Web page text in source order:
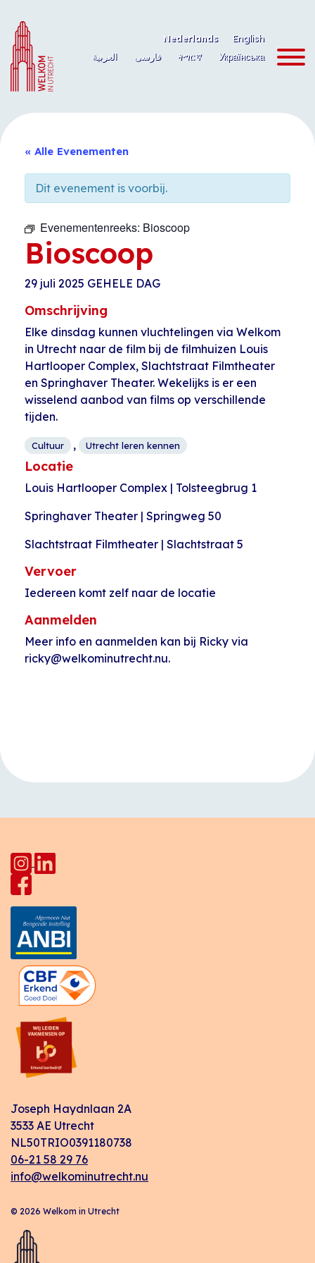
naar
de
inhoud
Nederlands
English
العربية
فارسی ትግርኛ Українська
« Alle Evenementen
Dit evenement is voorbij.
Evenementenreeks: Bioscoop
Bioscoop
29 juli 2025 GEHELE DAG
Omschrijving
Elke dinsdag kunnen vluchtelingen via Welkom
in Utrecht naar de film bij de filmhuizen Louis
Hartlooper Complex, Slachtstraat Filmtheater
en Springhaver Theater. Wekelijks is er een
wisselend aanbod van films op verschillende
tijden.
Cultuur , Utrecht leren kennen
Locatie
Louis Hartlooper Complex | Tolsteegbrug 1
Springhaver Theater | Springweg 50
Slachtstraat Filmtheater | Slachtstraat 5
Vervoer
Iedereen komt zelf naar de locatie
Aanmelden
Meer info en aanmelden kan bij Ricky via
ricky@welkominutrecht.nu.
Joseph Haydnlaan 2A
3533 AE Utrecht
NL50TRIO0391180738
06-21 58 29 76
info@welkominutrecht.nu
© 2026 Welkom in Utrecht